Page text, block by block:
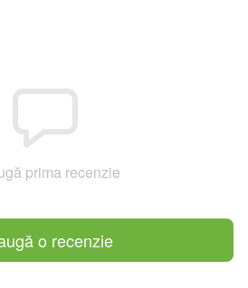
prima recenzie
o recenzie